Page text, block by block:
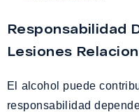
Responsabilidad
Lesiones
El alcohol puede
responsabilidad